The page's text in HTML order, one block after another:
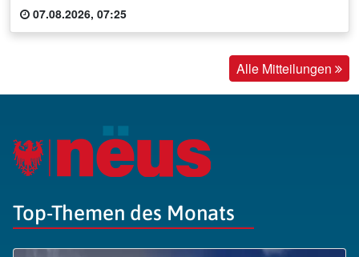
07.08.2026, 07:25
Alle Mitteilungen
Top-Themen des Monats